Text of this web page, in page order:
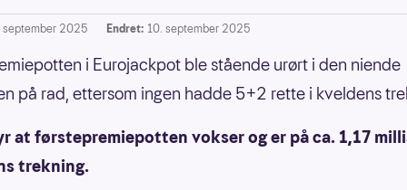
september 2025 Endret: 10. september 2025
i Eurojackpot ble stående urørt i den niende
på rad, ettersom ingen hadde 5+2 rette i kveldens
at førstepremiepotten vokser og er på ca. 1,17
trekning.